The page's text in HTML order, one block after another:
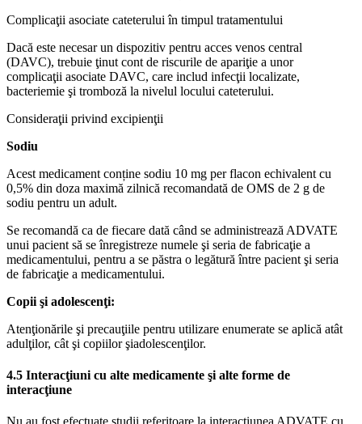
Complicaţii asociate cateterului în timpul tratamentului
Dacă este necesar un dispozitiv pentru acces venos central
(DAVC), trebuie ţinut cont de riscurile de apariţie a unor
complicaţii asociate DAVC, care includ infecţii localizate,
bacteriemie şi tromboză la nivelul locului cateterului.
Consideraţii privind excipienţii
Sodiu
Acest medicament conține sodiu 10 mg per flacon echivalent cu
0,5% din doza maximă zilnică recomandată de OMS de 2 g de
sodiu pentru un adult.
Se recomandă ca de fiecare dată când se administrează ADVATE
unui pacient să se înregistreze numele şi seria de fabricaţie a
medicamentului, pentru a se păstra o legătură între pacient şi seria
de fabricaţie a medicamentului.
Copii şi adolescenţi:
Atenţionările şi precauţiile pentru utilizare enumerate se aplică atât
adulţilor, cât şi copiilor şiadolescenţilor.
4.5 Interacţiuni cu alte medicamente şi alte forme de
interacţiune